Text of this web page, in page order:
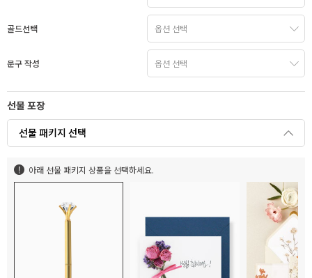
골드선택
문구 작성
선물 포장
선물 패키지 선택
아래 선물 패키지 상품을 선택하세요.